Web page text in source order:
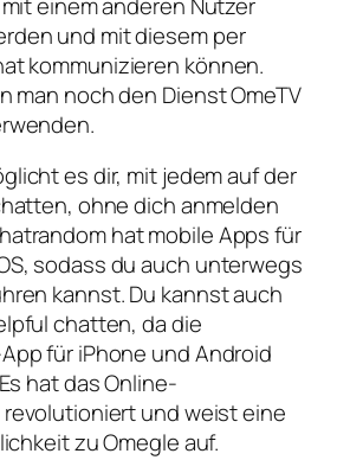
und mit diesem per
kommunizieren können.
man noch den Dienst OmeTV
es dir, mit jedem auf der
ohne dich anmelden
hat mobile Apps für
sodass du auch unterwegs
kannst. Du kannst auch
chatten, da die
für iPhone und Android
hat das Online-
und weist eine
zu Omegle auf.